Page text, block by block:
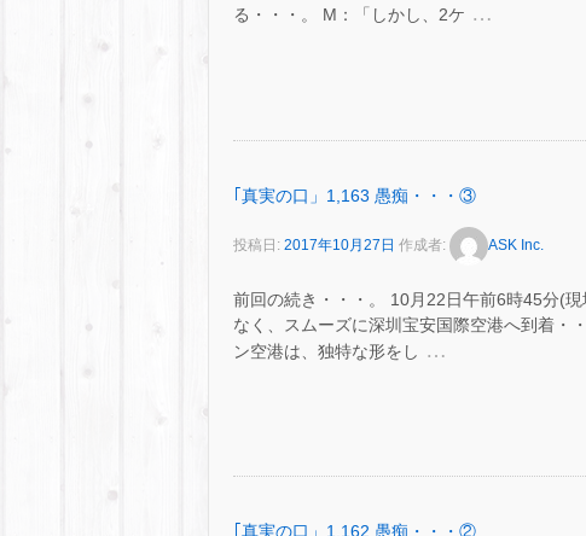
る・・・。 M：「しかし、2ケ …
｢真実の口」1,163 愚痴・・・③
投稿日: 2017年10月27日 作成者: ASK Inc.
前回の続き・・・。 10月22日午前6時45分(
なく、スムーズに深圳宝安国際空港へ到着・
ン空港は、独特な形をし …
｢真実の口」1,162 愚痴・・・②